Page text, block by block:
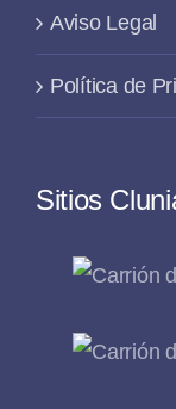
Aviso Legal
Política de
Sitios